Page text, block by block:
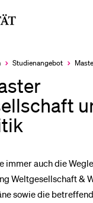
Studien­angebot
immer auch die
Weltgesellschaft &
sowie die
und Lehrpersonen